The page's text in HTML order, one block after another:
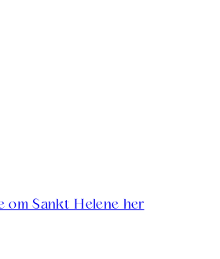
om Sankt Helene her